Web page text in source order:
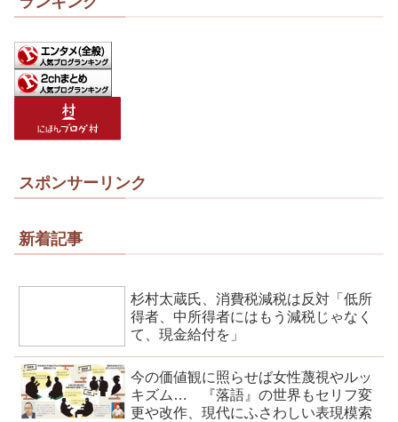
スポンサーリンク
新着記事
杉村太蔵氏、消費税減税は反対「低所
得者、中所得者にはもう減税じゃなく
て、現金給付を」
今の価値観に照らせば女性蔑視やルッ
キズム… 『落語』の世界もセリフ変
更や改作、現代にふさわしい表現模索